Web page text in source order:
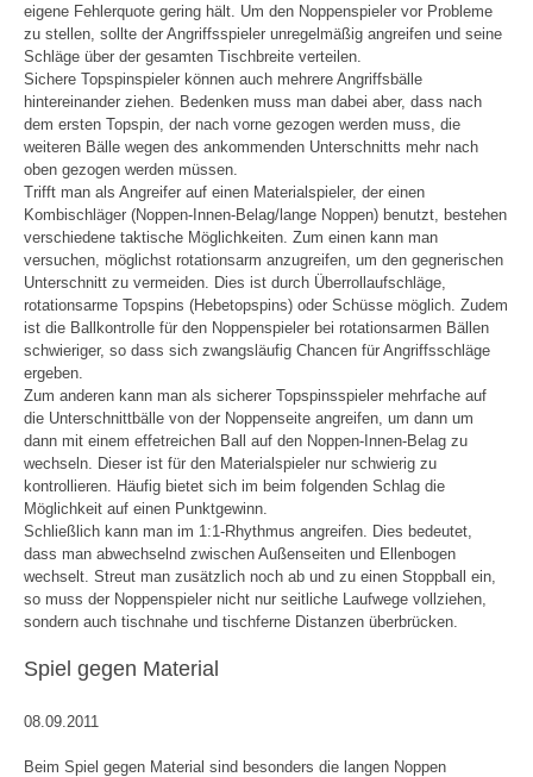
eigene Fehlerquote gering hält. Um den Noppenspieler vor Probleme
zu stellen, sollte der Angriffsspieler unregelmäßig angreifen und seine
Schläge über der gesamten Tischbreite verteilen.
Sichere Topspinspieler können auch mehrere Angriffsbälle
hintereinander ziehen. Bedenken muss man dabei aber, dass nach
dem ersten Topspin, der nach vorne gezogen werden muss, die
weiteren Bälle wegen des ankommenden Unterschnitts mehr nach
oben gezogen werden müssen.
Trifft man als Angreifer auf einen Materialspieler, der einen
Kombischläger (Noppen-Innen-Belag/lange Noppen) benutzt, bestehen
verschiedene taktische Möglichkeiten. Zum einen kann man
versuchen, möglichst rotationsarm anzugreifen, um den gegnerischen
Unterschnitt zu vermeiden. Dies ist durch Überrollaufschläge,
rotationsarme Topspins (Hebetopspins) oder Schüsse möglich. Zudem
ist die Ballkontrolle für den Noppenspieler bei rotationsarmen Bällen
schwieriger, so dass sich zwangsläufig Chancen für Angriffsschläge
ergeben.
Zum anderen kann man als sicherer Topspinsspieler mehrfache auf
die Unterschnittbälle von der Noppenseite angreifen, um dann um
dann mit einem effetreichen Ball auf den Noppen-Innen-Belag zu
wechseln. Dieser ist für den Materialspieler nur schwierig zu
kontrollieren. Häufig bietet sich im beim folgenden Schlag die
Möglichkeit auf einen Punktgewinn.
Schließlich kann man im 1:1-Rhythmus angreifen. Dies bedeutet,
dass man abwechselnd zwischen Außenseiten und Ellenbogen
wechselt. Streut man zusätzlich noch ab und zu einen Stoppball ein,
so muss der Noppenspieler nicht nur seitliche Laufwege vollziehen,
sondern auch tischnahe und tischferne Distanzen überbrücken.
Spiel gegen Material
08.09.2011
Beim Spiel gegen Material sind besonders die langen Noppen